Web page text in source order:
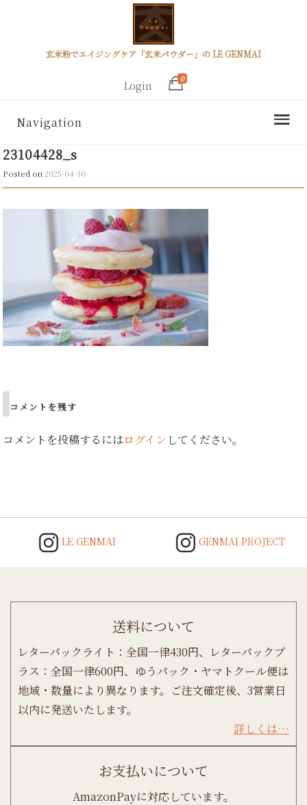
玄米粉でエイジングケア「玄米パウダー」の LE GENMAI
Login
0
Navigation
23104428_s
Posted on2025-04-30
コメントを残す
コメントを投稿するにはログイン してください。
LE GENMAI GENMAI PROJECT
送料について
レターパックライト：全国一律430円、レターパックプ
ラス：全国一律600円、ゆうパック・ヤマトクール便は
地域・数量により異なります。ご注文確定後、3営業日
以内に発送いたします。
詳しくは…
お支払いについて
AmazonPayに対応しています。